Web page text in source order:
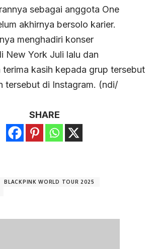
sebagai anggota One
akhirnya bersolo karier.
menghadiri konser
New York Juli lalu dan
terima kasih kepada grup tersebut
tersebut di Instagram. (ndi/
SHARE
BLACKPINK WORLD TOUR 2025